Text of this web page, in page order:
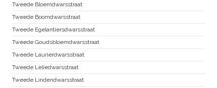
Tweede Bloemdwarsstraat
Tweede Boomdwarsstraat
Tweede Egelantiersdwarsstraat
Tweede Goudsbloemdwarsstraat
Tweede Laurierdwarsstraat
Tweede Leliedwarsstraat
Tweede Lindendwarsstraat